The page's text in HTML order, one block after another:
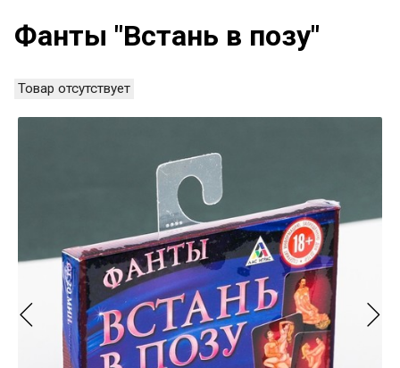
Фанты "Встань в позу"
Товар отсутствует